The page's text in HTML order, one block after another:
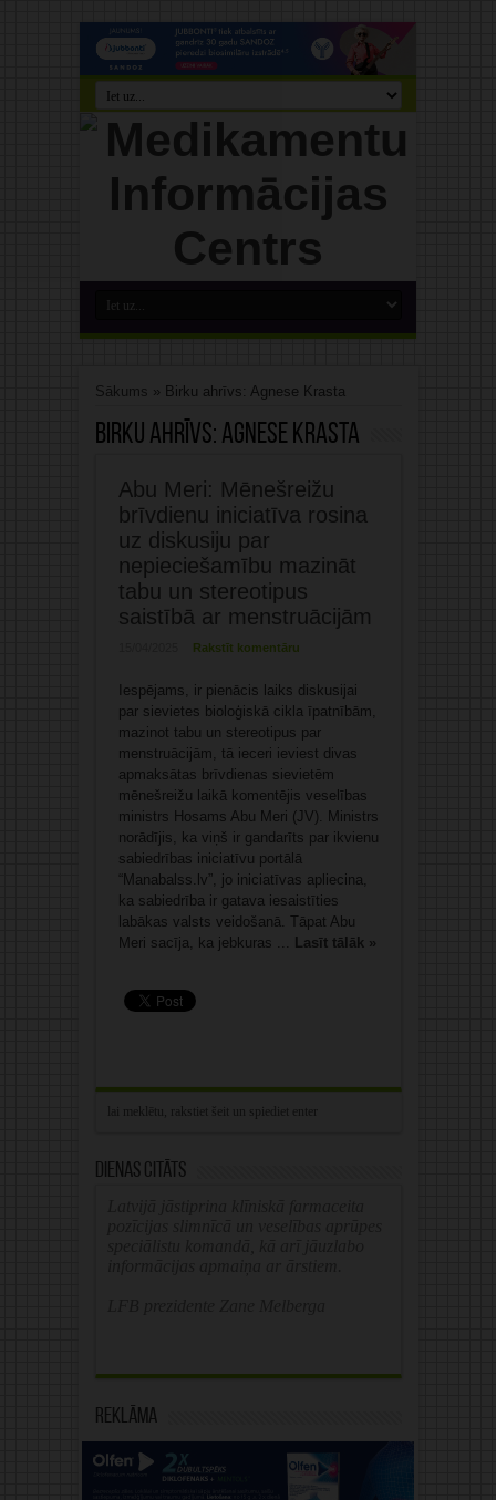
Sākums » Birku ahrīvs: Agnese Krasta
Birku ahrīvs: Agnese Krasta
Abu Meri: Mēnešreižu
brīvdienu iniciatīva rosina
uz diskusiju par
nepieciešamību mazināt
tabu un stereotipus
saistībā ar menstruācijām
Rakstīt komentāru
Iespējams, ir pienācis laiks diskusijai
par sievietes bioloģiskā cikla īpatnībām,
mazinot tabu un stereotipus par
menstruācijām, tā ieceri ieviest divas
apmaksātas brīvdienas sievietēm
mēnešreižu laikā komentējis veselības
ministrs Hosams Abu Meri (JV). Ministrs
norādījis, ka viņš ir gandarīts par ikvienu
sabiedrības iniciatīvu portālā
“Manabalss.lv”, jo iniciatīvas apliecina,
ka sabiedrība ir gatava iesaistīties
labākas valsts veidošanā. Tāpat Abu
Meri sacīja, ka jebkuras ... Lasīt tālāk »
Dienas citāts
Reklāma